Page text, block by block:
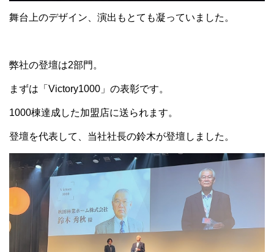
舞台上のデザイン、演出もとても凝っていました。
弊社の登壇は2部門。
まずは「Victory1000」の表彰です。
1000棟達成した加盟店に送られます。
登壇を代表して、当社社長の鈴木が登壇しました。